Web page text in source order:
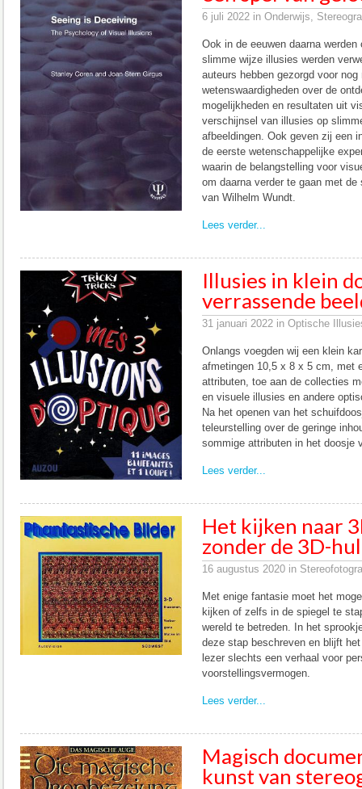
6 juli 2022 in Onderwijs,
Ook in de eeuwen daarna
slimme wijze illusies werden
auteurs hebben gezorgd voor
wetenswaardigheden over de
mogelijkheden en resultaten uit
verschijnsel van illusies op
afbeeldingen. Ook geven zij een
de eerste wetenschappelijke
waarin de belangstelling voor
om daarna verder te gaan met
van Wilhelm Wundt.
Lees verder...
Illusies in klein
verrassende
31 januari 2022 in Optische
Onlangs voegden wij een klein
afmetingen 10,5 x 8 x 5 cm, met
attributen, toe aan de collecties
en visuele illusies en andere
Na het openen van het
teleurstelling over de geringe
sommige attributen in het doosje
Lees verder...
Het kijken naar
zonder de 3D-
16 augustus 2020 in
Met enige fantasie moet het
kijken of zelfs in de spiegel te
wereld te betreden. In het
deze stap beschreven en blijft
lezer slechts een verhaal voor
voorstellingsvermogen.
Lees verder...
Magisch
kunst van